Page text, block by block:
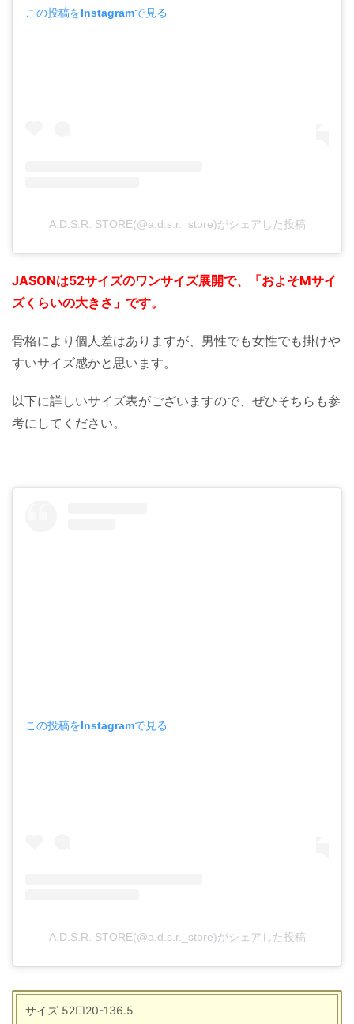
この投稿をInstagramで見る
A.D.S.R. STORE(@a.d.s.r._store)がシェアした投稿
JASONは52サイズのワンサイズ展開で、「およそMサイ
ズくらいの大きさ」です。
骨格により個人差はありますが、男性でも女性でも掛けや
すいサイズ感かと思います。
以下に詳しいサイズ表がございますので、ぜひそちらも参
考にしてください。
この投稿をInstagramで見る
A.D.S.R. STORE(@a.d.s.r._store)がシェアした投稿
サイズ 52□20-136.5